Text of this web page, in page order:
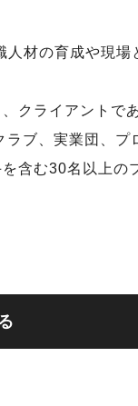
材の育成や現
クライアントで
ブ、実業団、
含む30名以上の